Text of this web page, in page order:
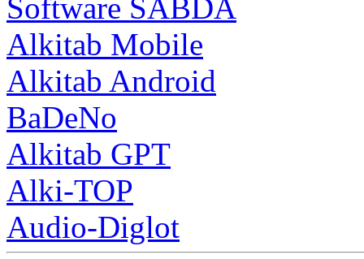
Software SABDA
Alkitab Mobile
Alkitab Android
BaDeNo
Alkitab GPT
Alki-TOP
Audio-Diglot